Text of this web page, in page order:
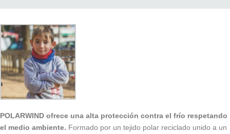
POLARWIND ofrece una alta protección contra el frío respetando
el medio ambiente. Formado por un tejido polar reciclado unido a un